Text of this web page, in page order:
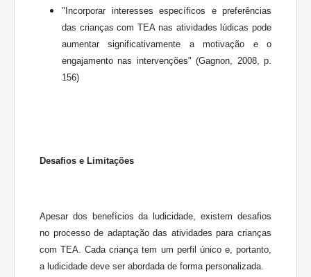
"Incorporar interesses específicos e preferências
das crianças com TEA nas atividades lúdicas pode
aumentar significativamente a motivação e o
engajamento nas intervenções" (Gagnon, 2008, p.
156)
Desafios e Limitações
Apesar dos benefícios da ludicidade, existem desafios
no processo de adaptação das atividades para crianças
com TEA. Cada criança tem um perfil único e, portanto,
a ludicidade deve ser abordada de forma personalizada.